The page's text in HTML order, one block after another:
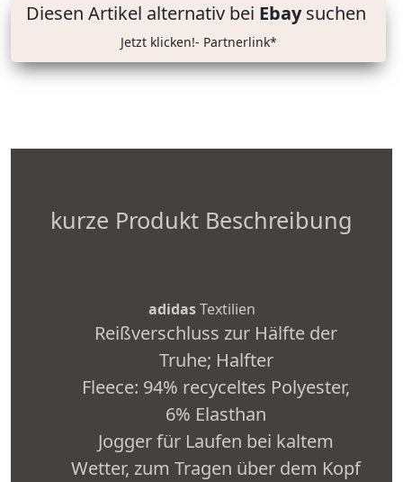
Diesen Artikel alternativ bei Ebaysuchen
Jetzt klicken!- Partnerlink*
kurze Produkt Beschreibung
adidasTextilien
Reißverschluss zur Hälfte der
Truhe; Halfter
Fleece: 94% recyceltes Polyester,
6% Elasthan
Jogger für Laufen bei kaltem
Wetter, zum Tragen über dem Kopf